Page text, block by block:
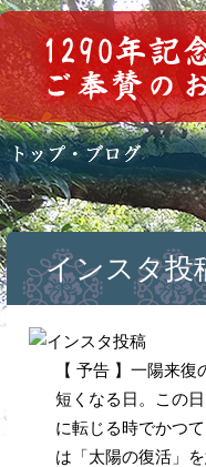
トップページ
ブログ(日々八百万)
お知らせ一覧 歴
年
メ
インスタ投
【 予告 】一陽来
短くなる日。この
に転じる時でかつ
は「太陽の復活」